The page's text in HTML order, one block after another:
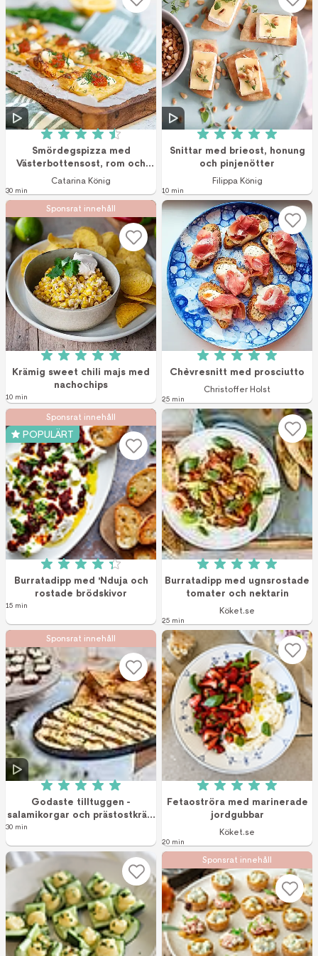
Betyg: 4.5 av 5 (10 röster)
Smördegspizza med
Västerbottensost, rom och
citron
Catarina König
30 min
Betyg: 5 av 5 (1
Snittar med brieost, honung
och pinjenötter
Filippa König
10 min
Sponsrat innehåll
Betyg: 5 av 5 (4 röster)
Krämig sweet chili majs med
nachochips
10 min
Betyg: 5 av 5 (2
Chèvresnitt med prosciutto
Christoffer Holst
25 min
Sponsrat innehåll
POPULÄRT
Betyg: 4.3 av 5 (12 röster)
Burratadipp med 'Nduja och
rostade brödskivor
15 min
Betyg: 5 av 5 (2
Burratadipp med ugnsrostade
tomater och nektarin
Köket.se
25 min
Sponsrat innehåll
Betyg: 5 av 5 (3 röster)
Godaste tilltuggen -
salamikorgar och prästostkräm
30 min
Betyg: 5 av 5 (3
Fetaoströra med marinerade
jordgubbar
Köket.se
20 min
Sponsrat innehåll